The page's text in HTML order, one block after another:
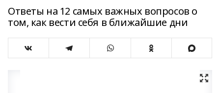
Ответы на 12 самых важных вопросов о
том, как вести себя в ближайшие дни